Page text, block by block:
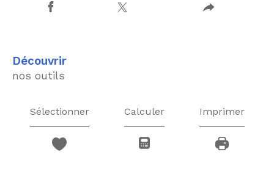
découvrir
nos outils
Sélectionner Calculer Imprimer